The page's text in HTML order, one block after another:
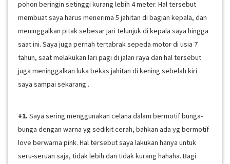
pohon beringin setinggi kurang lebih 4 meter. Hal tersebut
membuat saya harus menerima 5 jahitan di bagian kepala, dan
meninggalkan pitak sebesar jari telunjuk di kepala saya hingga
saat ini. Saya juga pernah tertabrak sepeda motor di usia 7
tahun, saat melakukan lari pagi di jalan raya dan hal tersebut
juga meninggalkan luka bekas jahitan di kening sebelah kiri
saya sampai sekarang..
+1. Saya sering menggunakan celana dalam bermotif bunga-
bunga dengan warna yg sedikit cerah, bahkan ada yg bermotif
love berwarna pink. Hal tersebut saya lakukan hanya untuk
seru-seruan saja, tidak lebih dan tidak kurang hahaha. Bagi